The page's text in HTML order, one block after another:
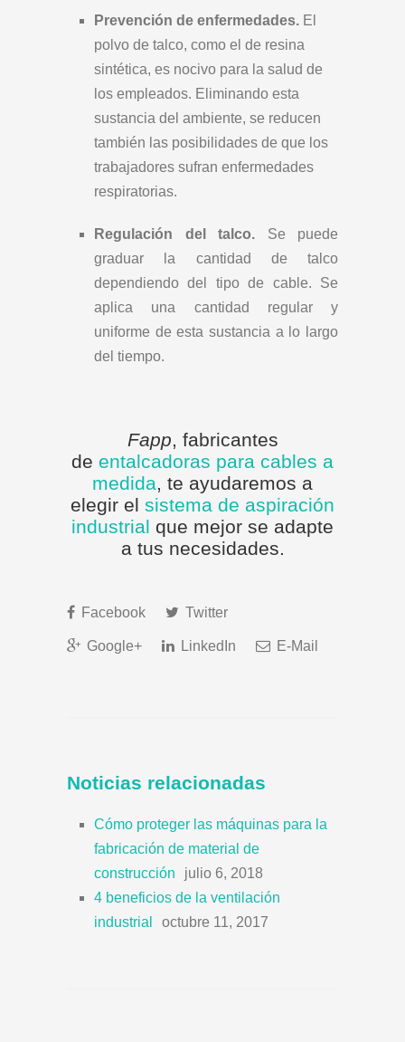
Prevención de enfermedades. El
polvo de talco, como el de resina
sintética, es nocivo para la salud de
los empleados. Eliminando esta
sustancia del ambiente, se reducen
también las posibilidades de que los
trabajadores sufran enfermedades
respiratorias.
Regulación del talco. Se puede
graduar la cantidad de talco
dependiendo del tipo de cable. Se
aplica una cantidad regular y
uniforme de esta sustancia a lo largo
del tiempo.
Fapp , fabricantes
de entalcadoras para cables a
medida
te ayudaremos a
elegir el sistema de aspiración
industrial que mejor se adapte
a tus necesidades.
Facebook Twitter
Google+ LinkedIn E-Mail
Noticias relacionadas
Cómo proteger las máquinas para la
fabricación de material de
construcción
julio 6, 2018
4 beneficios de la ventilación
industrial
octubre 11, 2017